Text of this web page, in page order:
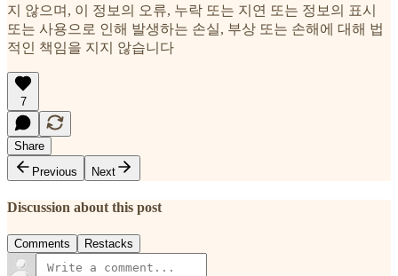
지 않으며, 이 정보의 오류, 누락 또는 지연 또는 정보의 표시
또는 사용으로 인해 발생하는 손실, 부상 또는 손해에 대해 법
적인 책임을 지지 않습니다
7
Share
Previous
Next
Discussion about this post
Comments Restacks